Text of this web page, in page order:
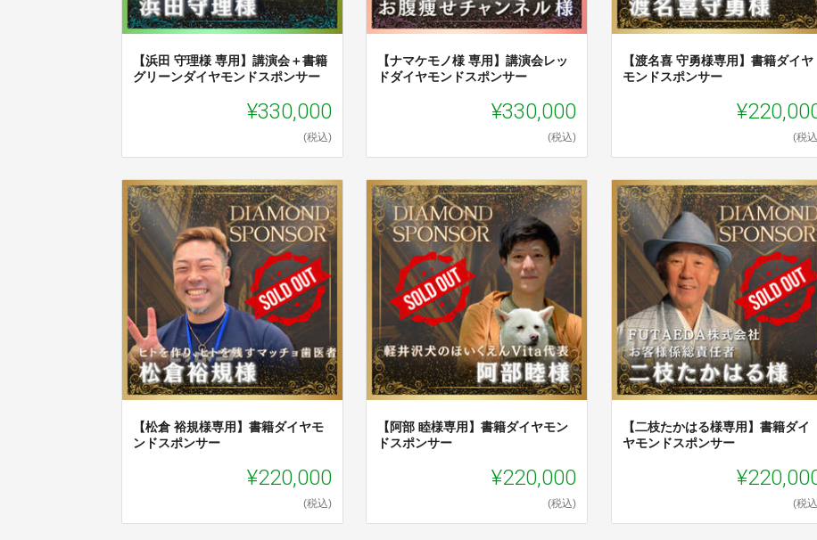
【浜田 守理様 専用】講演会＋書籍
グリーンダイヤモンドスポンサー
¥330,000
(税込)
【ナマケモノ様 専用】講演会レッ
ドダイヤモンドスポンサー
¥330,000
(税込)
【渡名喜 守勇様専用】書籍ダイヤ
モンドスポンサー
(税
【松倉 裕規様専用】書籍ダイヤモ
ンドスポンサー
¥220,000
(税込)
【阿部 睦様専用】書籍ダイヤモン
ドスポンサー
¥220,000
(税込)
【二枝たかはる様専用】書籍ダイ
ヤモンドスポンサー
(税